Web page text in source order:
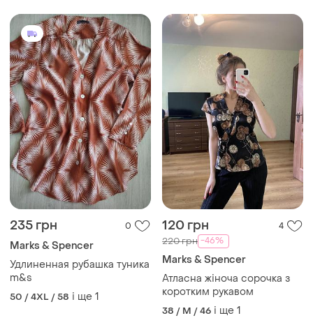
235 грн 0
Marks & Spencer
Удлиненная рубашка туника
m&s
50 / 4XL / 58 і ще 1
120 грн 4
220 грн -46%
Marks & Spencer
Атласна жіноча сорочка з
коротким рукавом
38 / M / 46 і ще 1